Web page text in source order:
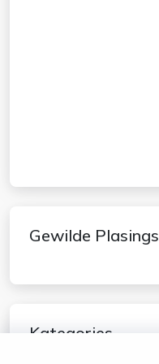
Gewilde Plasings
Kategories